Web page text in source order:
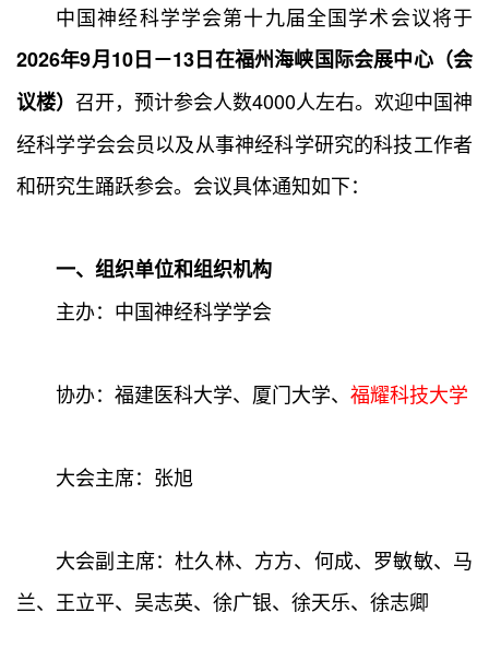
中国神经科学学会第十九届全国学术会议将于
2026年9月10日－13日在福州海峡国际会展中心（会
议楼） 召开，预计参会人数4000人左右。欢迎中国神
经科学学会会员以及从事神经科学研究的科技工作者
和研究生踊跃参会。会议具体通知如下：
一、组织单位和组织机构
主办：中国神经科学学会
协办：福建医科大学、厦门大学、 福耀科技大学
大会主席：张旭
大会副主席：杜久林、方方、何成、罗敏敏、马
兰、王立平、吴志英、徐广银、徐天乐、徐志卿